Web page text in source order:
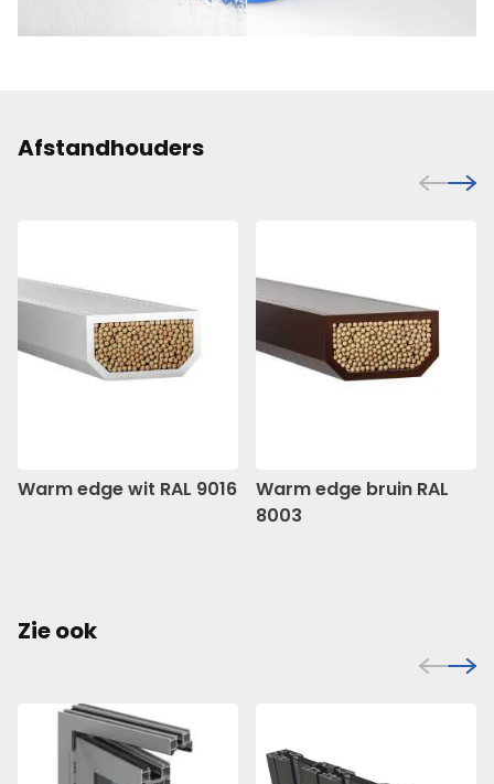
Afstandhouders
Warm edge wit RAL 9016
Warm edge bruin RAL
8003
Zie ook